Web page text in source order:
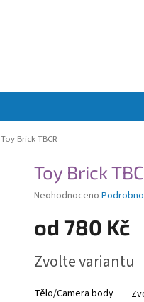
Toy Brick TBCR
Toy Brick
Průměrné
produktu
je
z
hvězdiček.
Neohodnoceno
od 780 Kč
cena:
Zvolte variantu
Tělo/Camera body